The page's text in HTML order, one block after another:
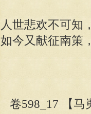
人世悲欢不可知
如今又献征南策
卷598_17 【马